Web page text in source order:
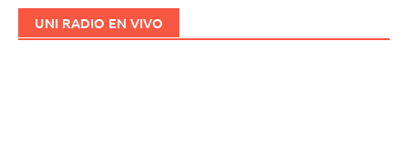
UNI RADIO EN VIVO